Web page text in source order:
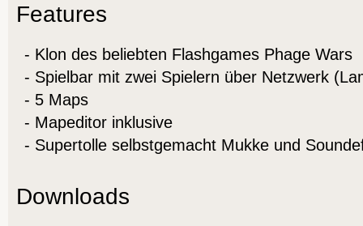
Features
- Klon des beliebten Flashgames Phage Wars
- Spielbar mit zwei Spielern über Netzwerk
- 5 Maps
- Mapeditor inklusive
- Supertolle selbstgemacht Mukke und
Downloads